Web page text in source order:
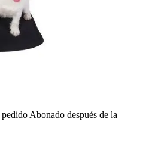
Abonado después de la